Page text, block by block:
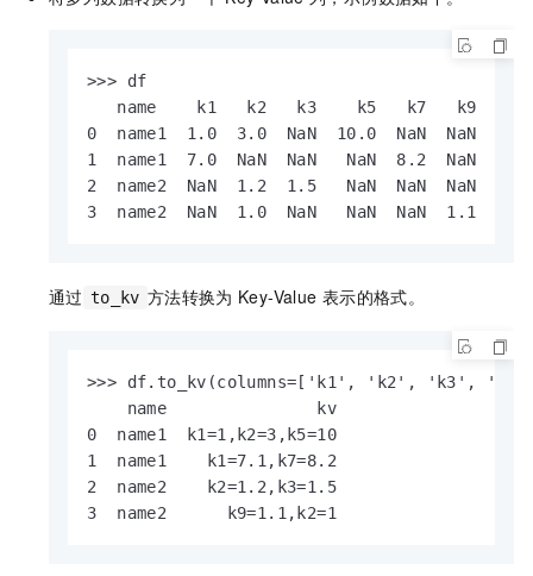
>>> df
   name    k1   k2   k3    k5   k7   k9
0  name1  1.0  3.0  NaN  10.0  NaN  NaN
1  name1  7.0  NaN  NaN   NaN  8.2  NaN
2  name2  NaN  1.2  1.5   NaN  NaN  NaN
3  name2  NaN  1.0  NaN   NaN  NaN  1.1
通过 to_kv 方法转换为 Key-Value 表示的格式。
>>> df.to_kv(columns=['k1', 'k2', 'k3',
    name               kv
0  name1  k1=1,k2=3,k5=10
1  name1    k1=7.1,k7=8.2
2  name2    k2=1.2,k3=1.5
3  name2      k9=1.1,k2=1